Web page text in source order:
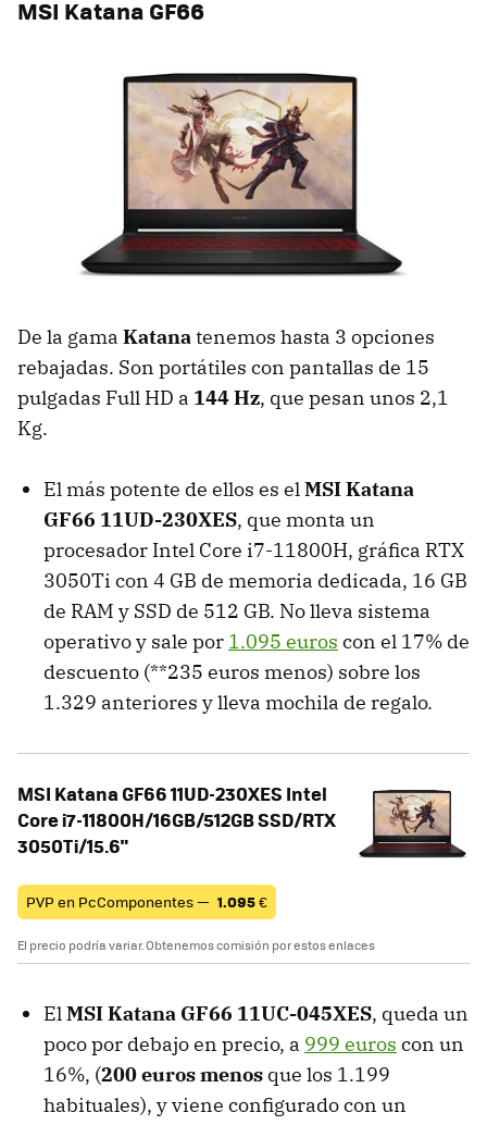
MSI Katana GF66
De la gama Katanatenemos hasta 3 opciones
rebajadas. Son portátiles con pantallas de 15
pulgadas Full HD a 144 Hz, que pesan unos 2,1
Kg.
El más potente de ellos es elMSI Katana
GF66 11UD-230XES, que monta un
procesador Intel Core i7-11800H, gráfica RTX
3050Ti con 4 GB de memoria dedicada, 16 GB
de RAM y SSD de 512 GB. No lleva sistema
operativo y sale por 1.095 euros con el 17% de
descuento (**235 euros menos) sobre los
1.329 anteriores y lleva mochila de regalo.
MSI Katana GF66 11UD-230XES Intel
Core i7-11800H/16GB/512GB SSD/RTX
3050Ti/15.6"
PVP en PcComponentes — 1.095€
El precio podría variar. Obtenemos comisión por estos enlaces
ElMSI Katana GF66 11UC-045XES, queda un
poco por debajo en precio, a 999 euros con un
16%, (200 euros menos que los 1.199
habituales), y viene configurado con un